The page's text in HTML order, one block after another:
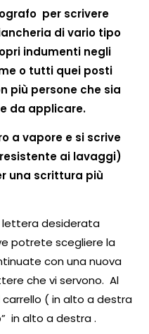
per scrivere
di vario tipo
indumenti negli
o tutti quei posti
più persone che sia
da applicare.
a vapore e si scrive
ai lavaggi)
una scrittura più
lettera desiderata
potrete scegliere la
con una nuova
che vi servono. Al
carrello ( in alto a destra
in alto a destra .